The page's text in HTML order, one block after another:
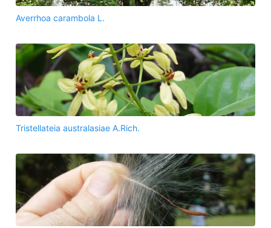
Averrhoa carambola L.
Tristellateia australasiae A.Rich.